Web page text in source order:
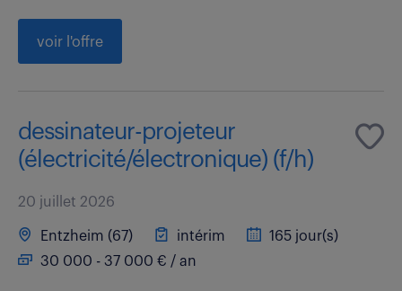
voir l'offre
dessinateur-projeteur
(électricité/électronique) (f/h)
20 juillet 2026
Entzheim (67) intérim
165 jour(s)
30 000 - 37 000 € / an